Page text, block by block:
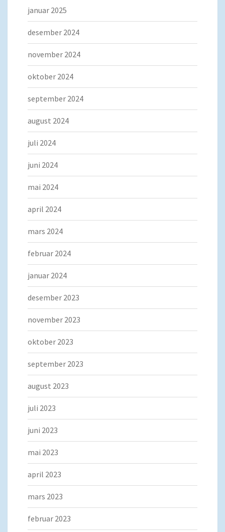
januar 2025
desember 2024
november 2024
oktober 2024
september 2024
august 2024
juli 2024
juni 2024
mai 2024
april 2024
mars 2024
februar 2024
januar 2024
desember 2023
november 2023
oktober 2023
september 2023
august 2023
juli 2023
juni 2023
mai 2023
april 2023
mars 2023
februar 2023